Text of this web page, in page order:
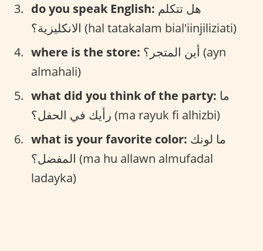
do you speak English:
الانكليزية؟ (hal tatakalam bial'iinjiliziati)
where is the store:
almahali)
what did you think of the party:
رأيك في الحفل؟ (ma rayuk fi alhizbi)
what is your favorite color:
المفضل؟ (ma hu allawn almufadal
ladayka)